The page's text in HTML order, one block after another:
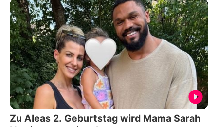
Zu Aleas 2. Geburtstag wird Mama Sarah